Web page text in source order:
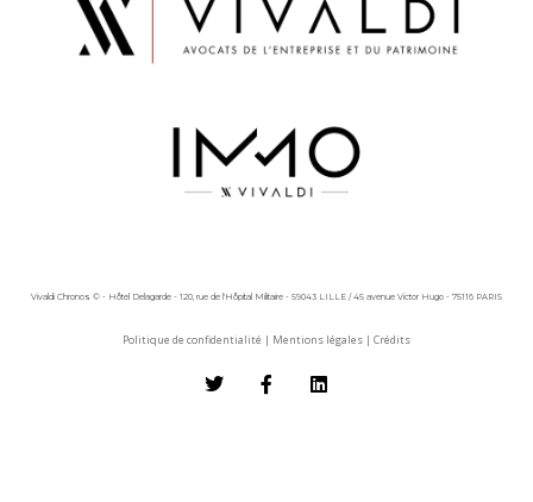
Vivaldi Chronos © - Hôtel Delagarde - 120, rue de l'Hôpital Militaire - 59043 LILLE / 45 avenue Victor Hugo - 75116 PARIS
Politique de confidentialité | Mentions légales | Crédits